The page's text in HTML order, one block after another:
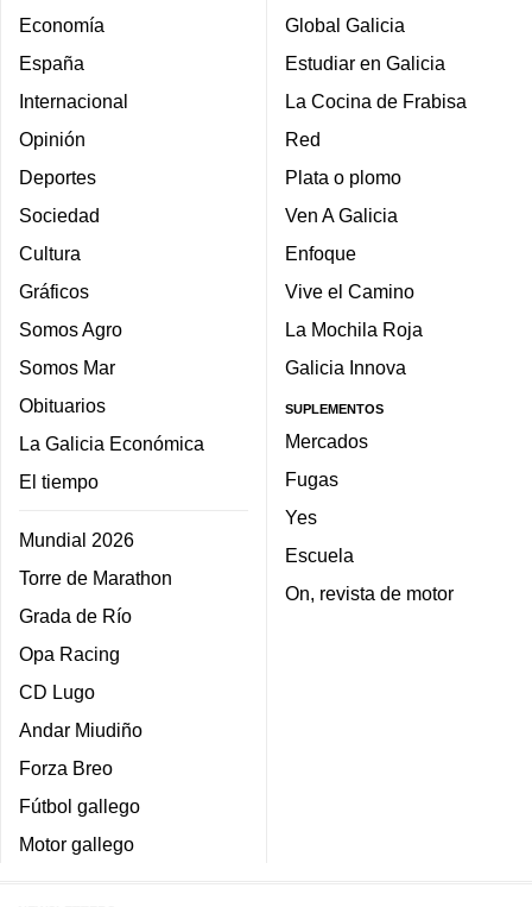
Economía
España
Internacional
Opinión
Deportes
Sociedad
Cultura
Gráficos
Somos Agro
Somos Mar
Obituarios
La Galicia Económica
El tiempo
Mundial 2026
Torre de Marathon
Grada de Río
Opa Racing
CD Lugo
Andar Miudiño
Forza Breo
Fútbol gallego
Motor gallego
Global Galicia
Estudiar en Galicia
La Cocina de Frabisa
Red
Plata o plomo
Ven A Galicia
Enfoque
Vive el Camino
La Mochila Roja
Galicia Innova
SUPLEMENTOS
Mercados
Fugas
Yes
Escuela
On, revista de motor